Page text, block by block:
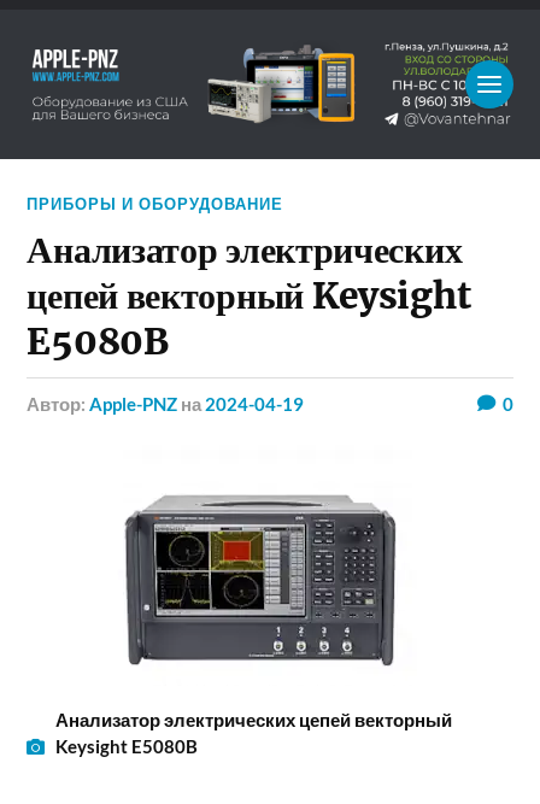
ПРИБОРЫ И ОБОРУДОВАНИЕ
Анализатор электрических
цепей векторный Keysight
E5080B
Автор:Apple-PNZ на 2024-04-19 0
Анализатор электрических цепей векторный
Keysight E5080B